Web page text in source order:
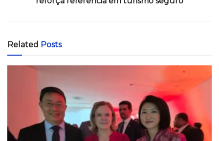
Related Posts